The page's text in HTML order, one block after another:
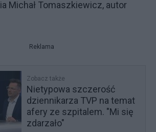
Michał Tomaszkiewicz, autor
Reklama
Zobacz także
Nietypowa szczerość
dziennikarza TVP na temat
afery ze szpitalem. "Mi się
zdarzało"